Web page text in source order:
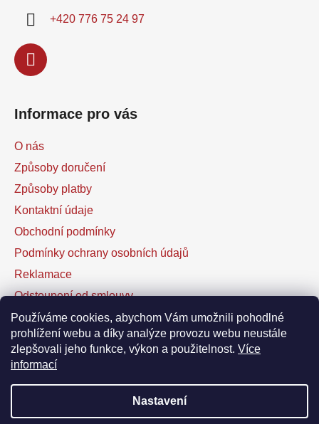
Používáme cookies, abychom Vám umožnili pohodlné
prohlížení webu a díky analýze provozu webu neustále
zlepšovali jeho funkce, výkon a použitelnost. Více
informací
Nastavení
+420 776 75 24 97
Informace pro vás
O nás
Způsoby doručení
Způsoby platby
Kontaktní údaje
Obchodní podmínky
Podmínky ochrany osobních údajů
Reklamace
Odstoupení od smlouvy
Kontaktní formulář
Facebook